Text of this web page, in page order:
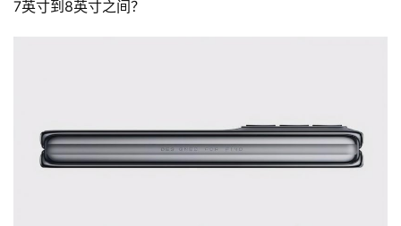
7英寸到8英寸之间？